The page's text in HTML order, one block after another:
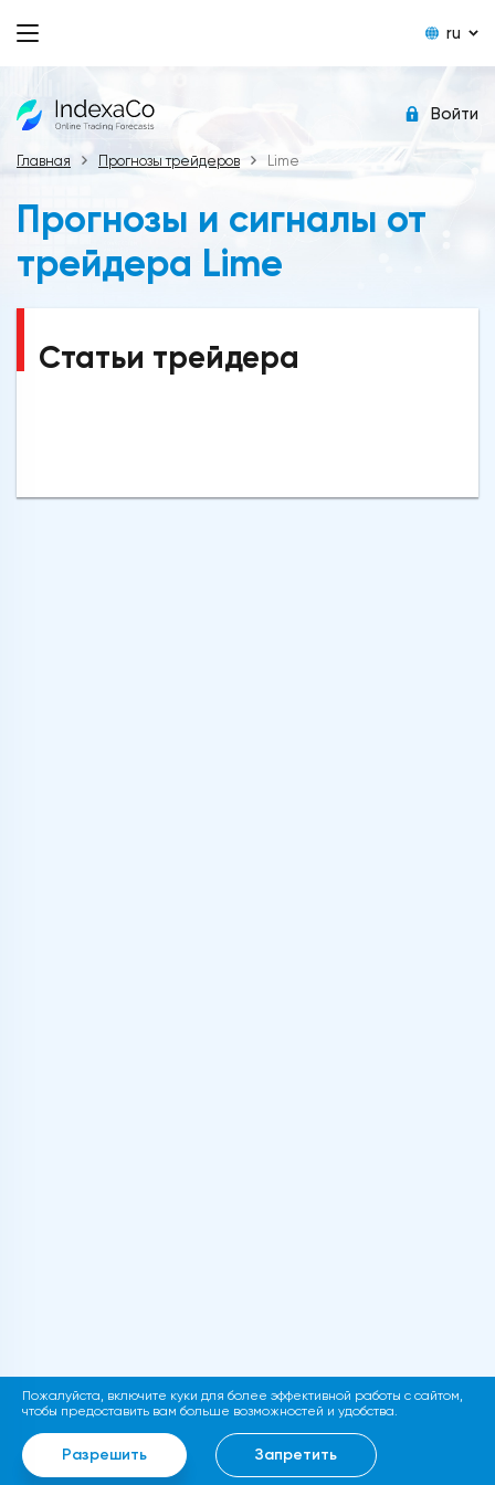
ru
Войти
Главная Прогнозы трейдеров Lime
Прогнозы и сигналы от
трейдера Lime
Статьи трейдера
Пожалуйста, включите куки для более эффективной работы с сайтом,
чтобы предоставить вам больше возможностей и удобства.
Разрешить Запретить